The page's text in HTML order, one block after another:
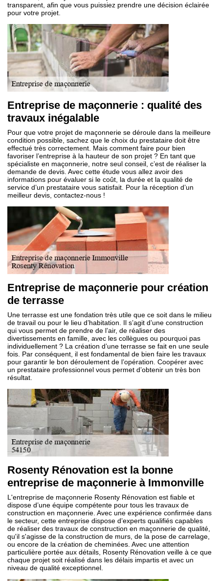
transparent, afin que vous puissiez prendre une décision éclairée
pour votre projet.
Entreprise de maçonnerie : qualité des
travaux inégalable
Pour que votre projet de maçonnerie se déroule dans la meilleure
condition possible, sachez que le choix du prestataire doit être
effectué très correctement. Mais comment faire pour bien
favoriser l’entreprise à la hauteur de son projet ? En tant que
spécialiste en maçonnerie, notre seul conseil, c’est de réaliser la
demande de devis. Avec cette étude vous allez avoir des
informations pour évaluer si le coût, la durée et la qualité de
service d’un prestataire vous satisfait. Pour la réception d’un
meilleur devis, contactez-nous !
Entreprise de maçonnerie pour création
de terrasse
Une terrasse est une fondation très utile que ce soit dans le milieu
de travail ou pour le lieu d’habitation. Il s’agit d’une construction
qui vous permet de prendre de l’air, de réaliser des
divertissements en famille, avec les collègues ou pourquoi pas
individuellement ? La création d’une terrasse se fait en une seule
fois. Par conséquent, il est fondamental de bien faire les travaux
pour garantir le bon déroulement de l’opération. Coopérer avec
un prestataire professionnel vous permet d’obtenir un très bon
résultat.
Rosenty Rénovation est la bonne
entreprise de maçonnerie à Immonville
L'entreprise de maçonnerie Rosenty Rénovation est fiable et
dispose d’une équipe compétente pour tous les travaux de
construction en maçonnerie. Avec une expérience confirmée dans
le secteur, cette entreprise dispose d’experts qualifiés capables
de réaliser des travaux de construction en maçonnerie de qualité,
qu'il s'agisse de la construction de murs, de la pose de carrelage,
ou encore de la création de cheminées. Avec une attention
particulière portée aux détails, Rosenty Rénovation veille à ce que
chaque projet soit réalisé dans les délais impartis et avec un
niveau de qualité exceptionnel.